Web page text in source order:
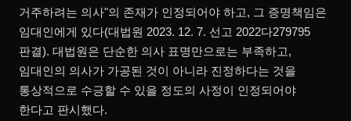
거주하려는 의사"의 존재가 인정되어야 하고, 그 증명책임은
임대인에게 있다(대법원 2023. 12. 7. 선고 2022다279795
판결). 대법원은 단순한 의사 표명만으로는 부족하고,
임대인의 의사가 가공된 것이 아니라 진정하다는 것을
통상적으로 수긍할 수 있을 정도의 사정이 인정되어야
한다고 판시했다.